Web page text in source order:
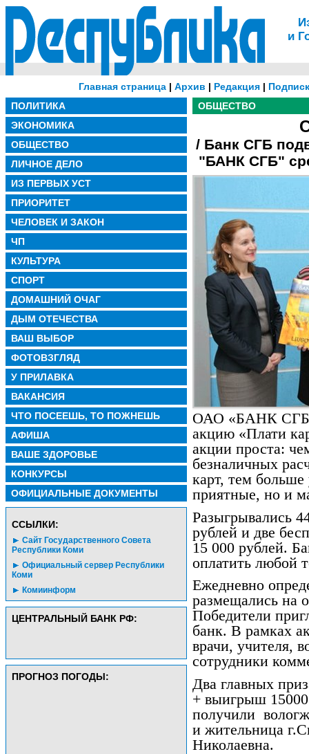
и
Главная страница| Архив | Редакция|
ПОЛИТИКА
ЭКОНОМИКА
ОБЩЕСТВО
ЛИЧНОЕ ДЕЛО
ИЗ ПЕРВЫХ УСТ
ПРИОРИТЕТ
ЧЕЛОВЕК И ЗАКОН
ЧП
КУЛЬТУРА
СПОРТ
ДОМАШНИЙ ОЧАГ
ДЫМ ОТЕЧЕСТВА
ВАШ ВЫБОР
ФОТОВЗГЛЯД
У ПРИЛАВКА
ВАКАНСИЯ
ЧТО ПОСЕЕШЬ, ТО ПОЖНЕШЬ
АФИША
ВАШЕ ЗДОРОВЬЕ
КОНКУРСЫ
ОФИЦИАЛЬНЫЕ ДОКУМЕНТЫ
CСЫЛКИ:
Сайт Государственного Совета
Республики Коми
Официальный сервер Республики
Коми
Комиинформ
ЦЕНТРАЛЬНЫЙ БАНК РФ:
ПРОГНОЗ ПОГОДЫ:
ОБЩЕСТВО
/ Банк СГБ
"БАНК СГБ"
ОАО «БАНК СГБ»
акцию «Плати
акции проста:
безналичных
карт, тем больше
приятные, но и
Разыгрывались
рублей и две
15 000 рублей.
оплатить любой
Ежедневно
размещались на
Победители
банк. В рамках
врачи, учителя,
сотрудники
Два главных
+ выигрыш 15000
получили
и жительница
Николаевна.